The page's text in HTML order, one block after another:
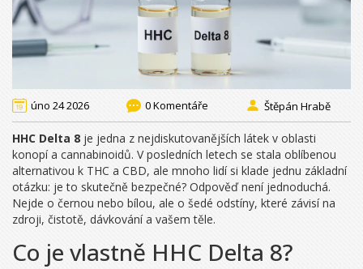
úno 24 2026 0 Komentáře Štěpán Hrabě
HHC Delta 8 je jedna z nejdiskutovanějších látek v oblasti
konopí a cannabinoidů. V posledních letech se stala oblíbenou
alternativou k THC a CBD, ale mnoho lidí si klade jednu základní
otázku: je to skutečně bezpečné? Odpověď není jednoduchá.
Nejde o černou nebo bílou, ale o šedé odstíny, které závisí na
zdroji, čistotě, dávkování a vašem těle.
Co je vlastně HHC Delta 8?